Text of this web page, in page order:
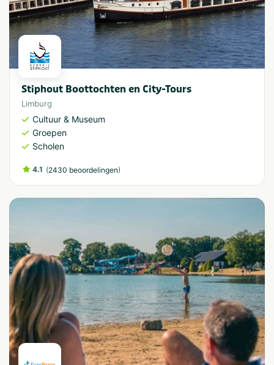
Stiphout Boottochten en City-Tours
Limburg
Cultuur & Museum
Groepen
Scholen
4.1 (2430 beoordelingen)